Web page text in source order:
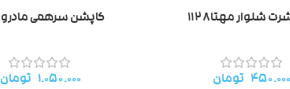
شلوار مهتا۱۱۲۸
۴۵۰.۰۰۰ تومان
کاپشن سرهمی مادرو ۶۴۸
۱.۰۵۰.۰۰۰ تومان